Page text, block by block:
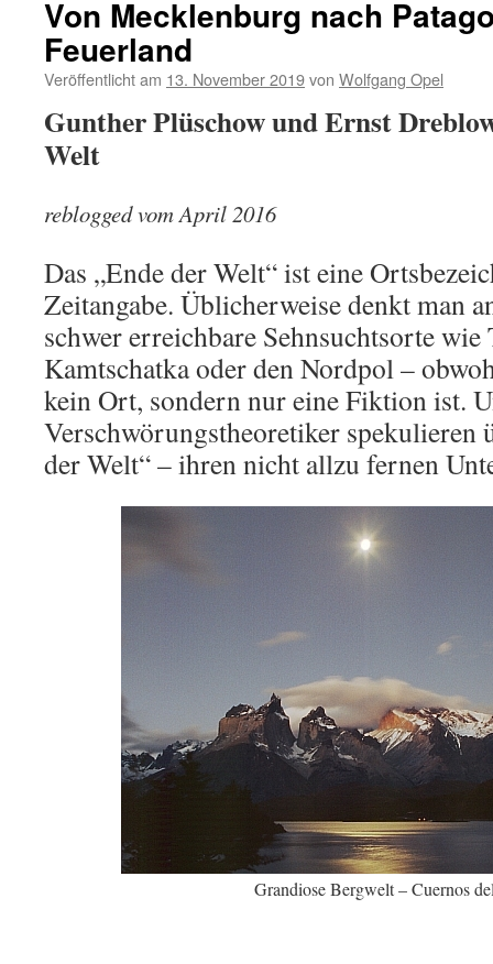
Von Mecklenburg nach
Feuerland
Veröffentlicht am 13. November 2019von Wolfgang Opel
Gunther Plüschow und Ernst
Welt
reblogged vom April 2016
Das „Ende der Welt“ ist eine
Zeitangabe. Üblicherweise denkt man
schwer erreichbare Sehnsuchtsorte wie
Kamtschatka oder den Nordpol –
kein Ort, sondern nur eine Fiktion ist.
Verschwörungstheoretiker spekulieren
der Welt“ – ihren nicht allzu fernen
Grandiose Bergwelt – Cuernos